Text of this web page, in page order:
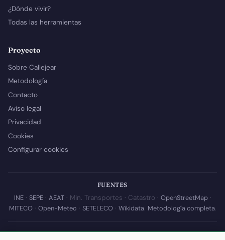
¿Dónde vivir?
Todas las herramientas
Proyecto
Sobre Callejear
Metodología
Contacto
Aviso legal
Privacidad
Cookies
Configurar cookies
FUENTES
INE· SEPE· AEAT· Min. Transportes · Catastro · OpenStreetMap·
MITECO· Open-Meteo · SETELECO· Wikidata. Metodología completa.
© 2026 Callejear.com — Directorio municipal de España con datos